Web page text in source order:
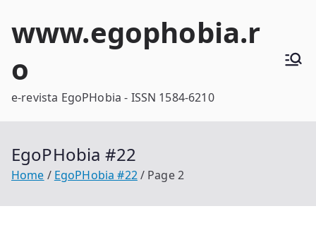
www.egophobia.r
o
e-revista EgoPHobia - ISSN 1584-6210
EgoPHobia #22
Home EgoPHobia #22 Page 2